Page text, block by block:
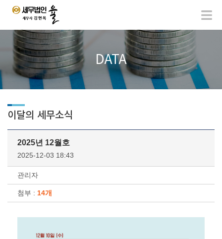
DATA
이달의 세무소식
2025년 12월호
2025-12-03 18:43
관리자
첨부 : 14개